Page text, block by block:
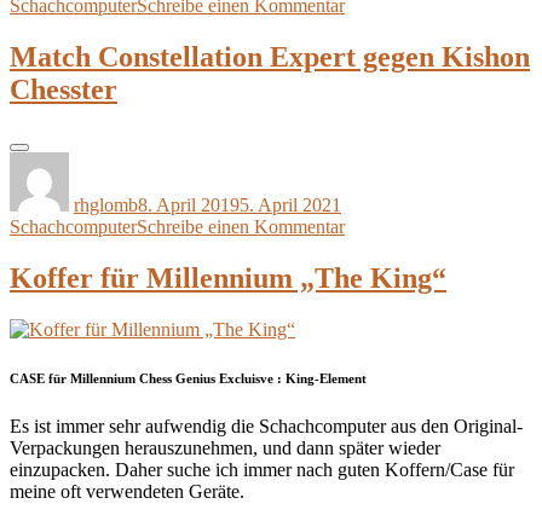
SchachcomputerSchreibe einen Kommentarzu
Schachcomputer
will
Match Constellation Expert gegen Kishon
Chesster
rhglomb8. April 20195. April 2021
SchachcomputerSchreibe einen Kommentarzu
Constellation
Expert
Koffer für Millennium „The King“
CASE für Millennium Chess Genius Excluisve : King-Element
Es ist immer sehr aufwendig die Schachcomputer aus den Original-
Verpackungen herauszunehmen, und dann später wieder
einzupacken. Daher suche ich immer nach guten Koffern/Case für
meine oft verwendeten Geräte.